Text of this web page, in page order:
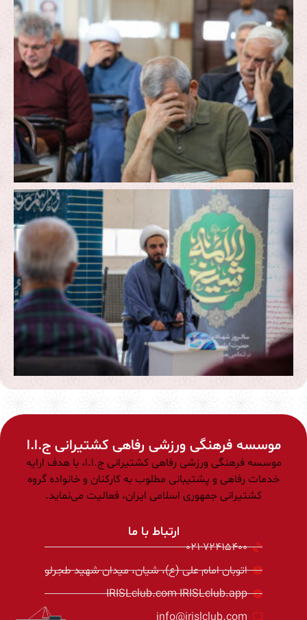
موسسه فرهنگی ورزشی رفاهی کشتیرانی ج.ا.ا
موسسه فرهنگی ورزشی رفاهی کشتیرانی ج.ا.ا، با هدف ارایه
خدمات رفاهی و پشتیبانی مطلوب به كاركنان و خانواده گروه
کشتیرانی جمهوری اسلامی ایران، فعالیت می‌نمايد.
ارتباط با ما
021-72415400
اتوبان امام علی (ع)، شیان، میدان شهید طجرلو
IRISLclub.com IRISLclub.app
info@irislclub.com